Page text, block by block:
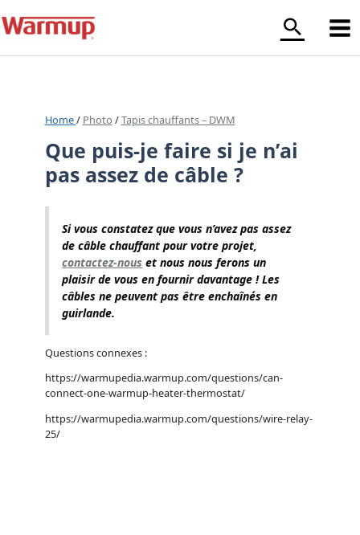
au
contenu
Home/ Photo /Tapis chauffants – DWM
Que puis-je faire si je n’ai
pas assez de câble ?
Si vous constatez que vous n’avez pas assez
de câble chauffant pour votre projet,
contactez-nous et nous nous ferons un
plaisir de vous en fournir davantage ! Les
câbles ne peuvent pas être enchaînés en
guirlande.
Questions connexes :
https://warmupedia.warmup.com/questions/can-
connect-one-warmup-heater-thermostat/
https://warmupedia.warmup.com/questions/wire-relay-
25/